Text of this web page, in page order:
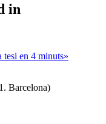
in
tesi en 4 minuts»
Barcelona)